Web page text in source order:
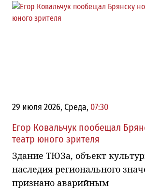
29 июля 2026, Среда, 07:30
Егор Ковальчук пообещал
театр юного зрителя
Здание ТЮЗа, объект
наследия регионального
признано аварийным